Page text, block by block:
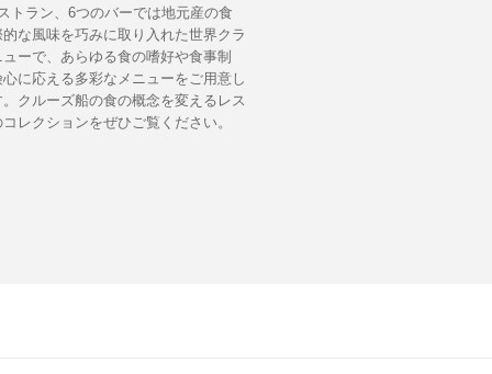
トラン、6つのバーでは地元産の食
な風味を巧みに取り入れた世界クラ
ューで、あらゆる食の嗜好や食事制
心に応える多彩なメニューをご用意し
クルーズ船の食の概念を変えるレス
コレクションをぜひご覧ください。